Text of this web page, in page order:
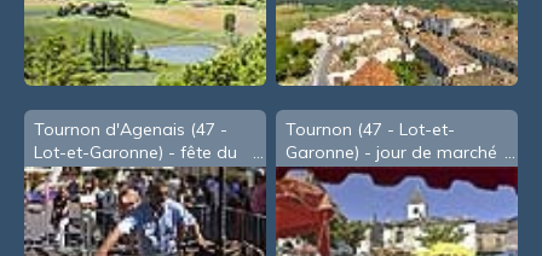
Tournon d'Agenais (47 -
Lot-et-Garonne) - fête du
Cidre, en Août
Tournon (47 - Lot-et-
Garonne) - jour de marché